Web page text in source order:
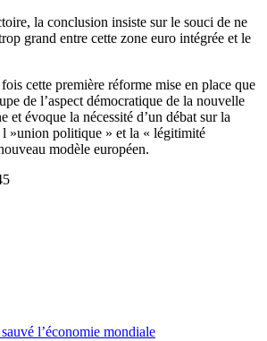
la conclusion insiste sur le souci de ne
grand entre cette zone euro intégrée et le
cette première réforme mise en place que
de l’aspect démocratique de la nouvelle
et évoque la nécessité d’un débat sur la
»union politique » et la « légitimité
modèle européen.
l’économie mondiale